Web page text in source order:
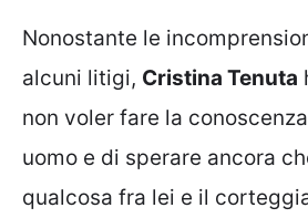
Nonostante le
alcuni litigi, Cristina Tenuta
non voler fare la
uomo e di sperare ancora
qualcosa fra lei e il